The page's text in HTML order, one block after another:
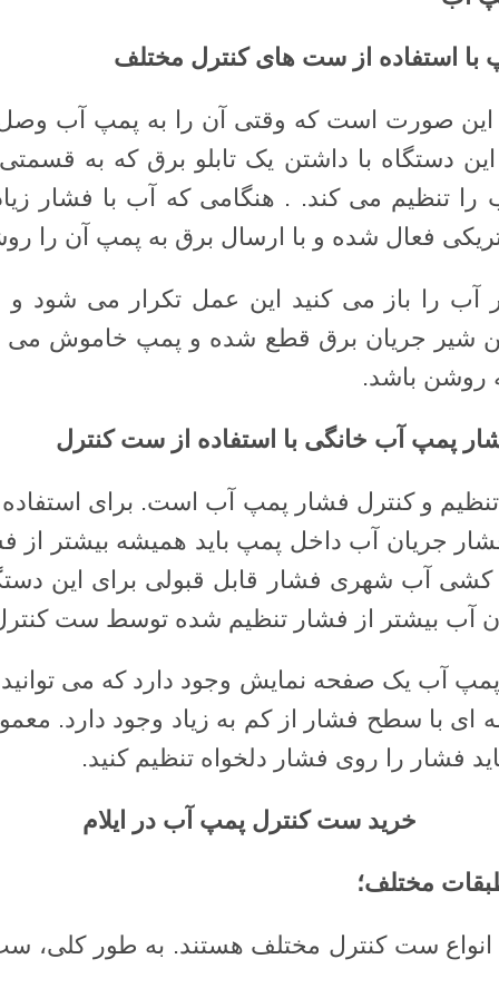
با استفاده از ست های کنترل مختلف
این صورت است که وقتی آن را به پمپ آب
دستگاه با داشتن یک تابلو برق که به
تنظیم می کند. . هنگامی که آب با فشار زیاد
فعال شده و با ارسال برق به پمپ آن را
آب را باز می کنید این عمل تکرار می شود
شیر جریان برق قطع شده و پمپ خاموش می
باشد.
پمپ آب خانگی با استفاده از ست کنترل
و کنترل فشار پمپ آب است. برای استفاده
فشار جریان آب داخل پمپ باید همیشه بیشتر
آب بیشتر از فشار تنظیم شده توسط ست
آب یک صفحه نمایش وجود دارد که می توانید
خرید ست کنترل پمپ آب در ایلام
مختلف؛
انواع ست کنترل مختلف هستند. به طور کلی،